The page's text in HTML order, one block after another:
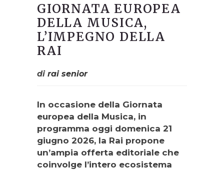
GIORNATA EUROPEA
DELLA MUSICA,
L’IMPEGNO DELLA
RAI
dirai senior
In occasione della Giornata
europea della Musica, in
programma oggi domenica 21
giugno 2026, la Rai propone
un’ampia offerta editoriale che
coinvolge l’intero ecosistema